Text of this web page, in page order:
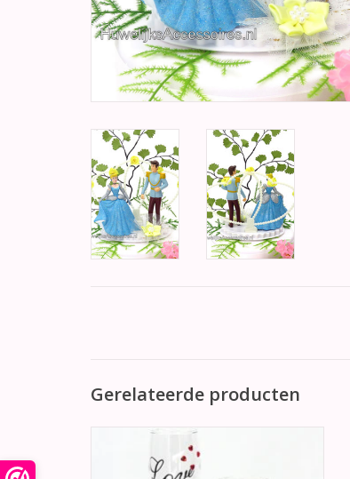
Gerelateerde producten
Zeer romantisch bruiloft
champagneglazen. Op de glas staat 'Love'
geschreven, daarnaast zijn er 4